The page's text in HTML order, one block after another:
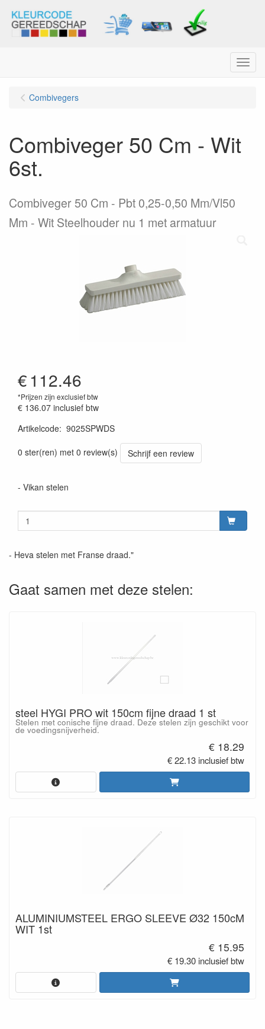
Menu
Combivegers
Combiveger 50 Cm - Wit
6st.
Combiveger 50 Cm - Pbt 0,25-0,50 Mm/Vl50
Mm - Wit Steelhouder nu 1 met armatuur
€112.46
*Prijzen zijn exclusief btw
€ 136.07 inclusief btw
Artikelcode: 9025SPWDS
0 ster(ren) met 0 review(s)
Schrijf een review
- Vikan stelen
- Heva stelen met Franse draad."
Gaat samen met deze stelen:
steel HYGI PRO wit 150cm fijne draad 1 st
Stelen met conische fijne draad. Deze stelen zijn geschikt voor
de voedingsnijverheid.
€ 18.29
€ 22.13 inclusief btw
ALUMINIUMSTEEL ERGO SLEEVE Ø32 150cM
WIT 1st
€ 15.95
€ 19.30 inclusief btw